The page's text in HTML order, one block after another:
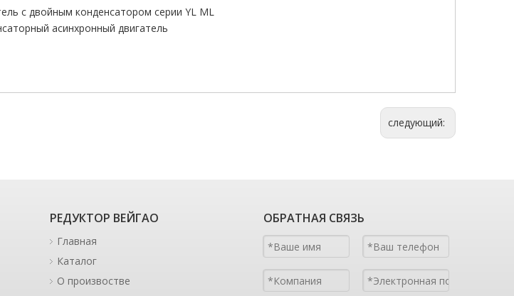
с двойным конденсатором серии YL ML
асинхронный двигатель
следующий:
РЕДУКТОР ВЕЙГАО
Главная
Каталог
О произвостве
ОБРАТНАЯ СВЯЗЬ